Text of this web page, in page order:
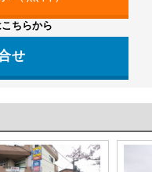
ちらから
せ